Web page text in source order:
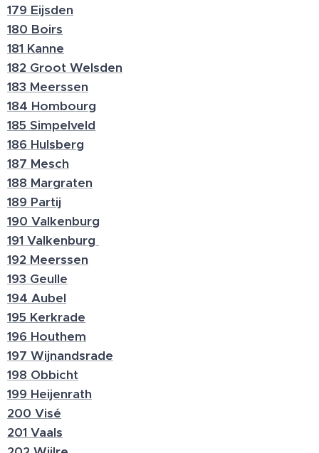
179 Eijsden
180 Boirs
181 Kanne
182 Groot Welsden
183 Meerssen
184 Hombourg
185 Simpelveld
186 Hulsberg
187 Mesch
188 Margraten
189 Partij
190 Valkenburg
191 Valkenburg
192 Meerssen
193 Geulle
194 Aubel
195 Kerkrade
196 Houthem
197 Wijnandsrade
198 Obbicht
199 Heijenrath
200 Visé
201 Vaals